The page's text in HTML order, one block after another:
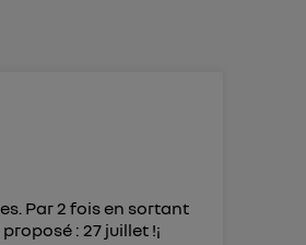
Par 2 fois en sortant
: 27 juillet !¡